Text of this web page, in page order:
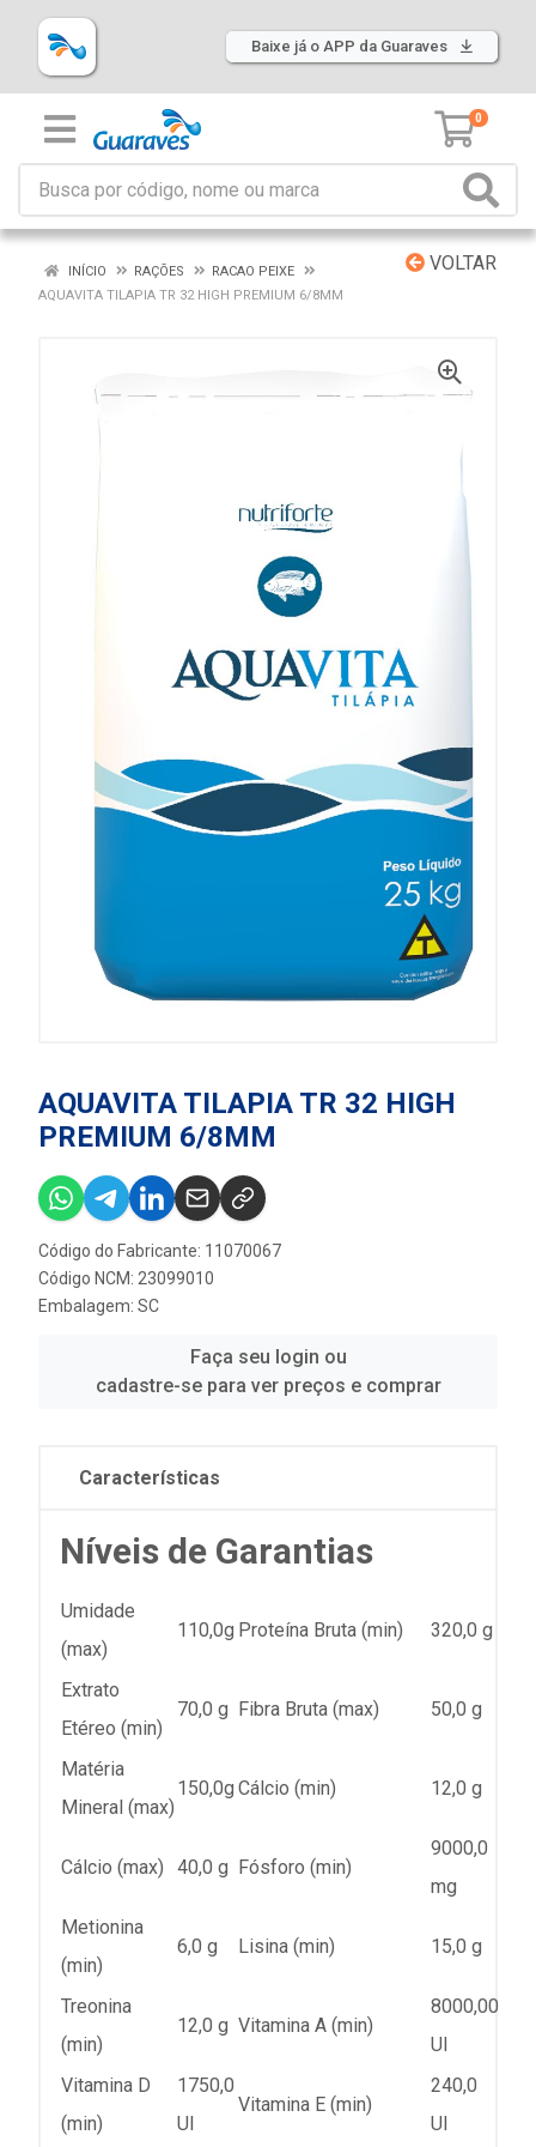
Baixe já o APP da Guaraves
0
VOLTAR
INÍCIO RAÇÕES
RACAO PEIXE
AQUAVITA TILAPIA TR 32 HIGH PREMIUM 6/8MM
AQUAVITA TILAPIA TR 32 HIGH
PREMIUM 6/8MM
Código do Fabricante: 11070067
Código NCM: 23099010
Embalagem: SC
Faça seu login ou
cadastre-se para ver preços e comprar
Características
Níveis de Garantias
Umidade
(max)
110,0g Proteína Bruta (min) 320,0 g
Extrato
Etéreo (min)
70,0 g Fibra Bruta (max) 50,0 g
Matéria
Mineral (max)
150,0g Cálcio (min) 12,0 g
Cálcio (max) 40,0 g Fósforo (min)
9000,0
mg
Metionina
(min)
6,0 g Lisina (min) 15,0 g
Treonina
(min)
12,0 g Vitamina A (min)
8000,00
UI
Vitamina D
(min)
1750,0
UI
Vitamina E (min)
240,0
UI